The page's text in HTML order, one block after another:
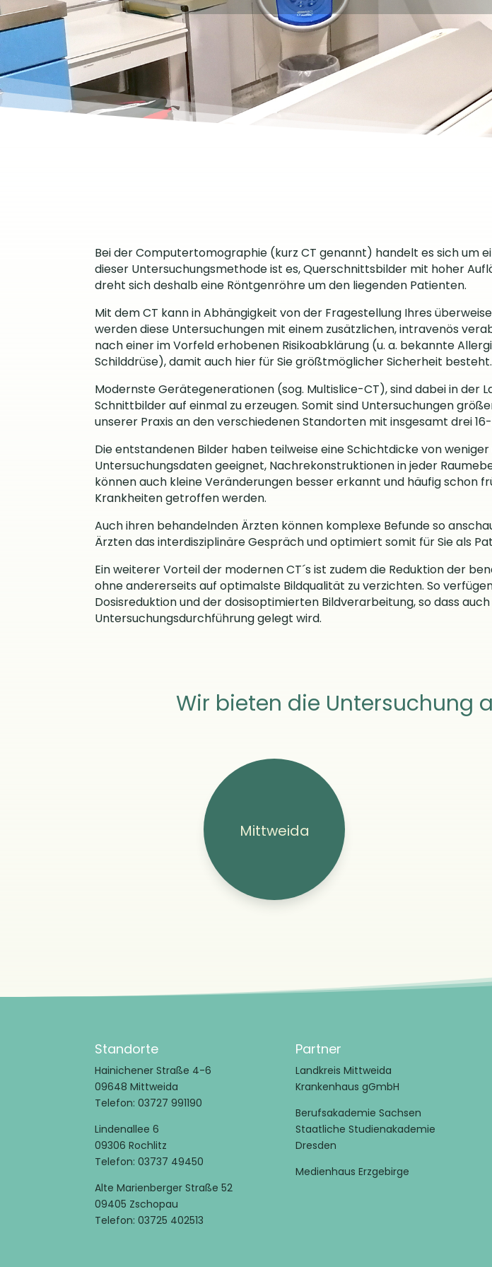
Bei der Computertomographie (kurz CT genannt) handelt es sich um
dieser Untersuchungsmethode ist es, Querschnittsbilder mit hoher
dreht sich deshalb eine Röntgenröhre um den liegenden Patienten.
Mit dem CT kann in Abhängigkeit von der Fragestellung Ihres
werden diese Untersuchungen mit einem zusätzlichen, intravenös
nach einer im Vorfeld erhobenen Risikoabklärung (u. a. bekannte
Schilddrüse), damit auch hier für Sie größtmöglicher Sicherheit besteht.
Modernste Gerätegenerationen (sog. Multislice-CT), sind dabei in der
Schnittbilder auf einmal zu erzeugen. Somit sind Untersuchungen
unserer Praxis an den verschiedenen Standorten mit insgesamt drei
Die entstandenen Bilder haben teilweise eine Schichtdicke von
Untersuchungsdaten geeignet, Nachrekonstruktionen in jeder
können auch kleine Veränderungen besser erkannt und häufig schon
Krankheiten getroffen werden.
Auch ihren behandelnden Ärzten können komplexe Befunde so
Ärzten das interdisziplinäre Gespräch und optimiert somit für Sie als
Ein weiterer Vorteil der modernen CT´s ist zudem die Reduktion der
ohne andererseits auf optimalste Bildqualität zu verzichten. So
Dosisreduktion und der dosisoptimierten Bildverarbeitung, so dass
Untersuchungsdurchführung gelegt wird.
Wir bieten die Untersuchung
Mittweida
Standorte
Hainichener Straße 4-6
09648 Mittweida
Telefon: 03727 991190
Lindenallee 6
09306 Rochlitz
Telefon: 03737 49450
Alte Marienberger Straße 52
09405 Zschopau
Telefon: 03725 402513
Partner
Landkreis Mittweida
Krankenhaus gGmbH
Berufsakademie Sachsen
Staatliche Studienakademie
Dresden
Medienhaus Erzgebirge